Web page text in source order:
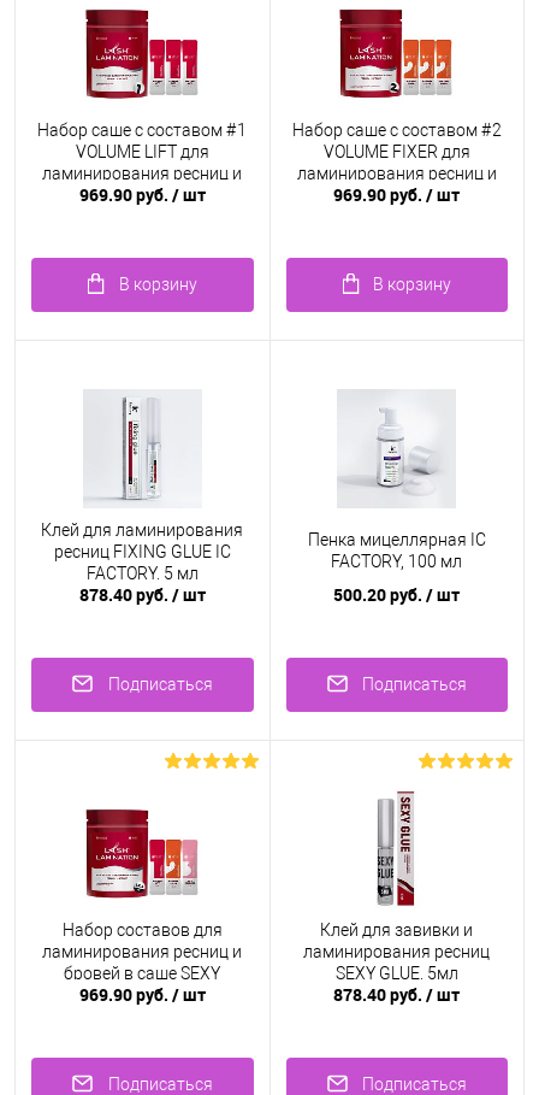
Набор саше с составом #1
VOLUME LIFT для
ламинирования ресниц и
бровей SEXY LAMINATION,
969.90 руб. / шт
В корзину
Набор саше с составом #2
VOLUME FIXER для
ламинирования ресниц и
бровей SEXY LAMINATION,
969.90 руб./ шт
В корзину
Клей для ламинирования
ресниц FIXING GLUE IC
FACTORY, 5 мл
878.40 руб. / шт
Подписаться
Пенка мицеллярная IC
FACTORY, 100 мл
500.20 руб./ шт
Подписаться
Набор составов для
ламинирования ресниц и
бровей в саше SEXY
LAMINATION, (3 саше x 2мл)
969.90 руб. / шт
Подписаться
Клей для завивки и
ламинирования ресниц
SEXY GLUE, 5мл
878.40 руб./ шт
Подписаться